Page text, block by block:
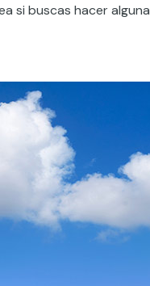
si buscas hacer alguna